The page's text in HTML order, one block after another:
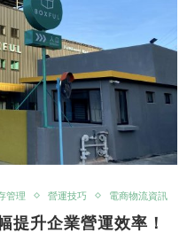
管理 營運技巧 電商物流資訊
提升企業營運效率！